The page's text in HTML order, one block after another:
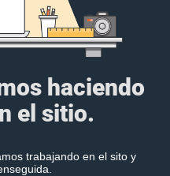
haciendo
el sitio.
trabajando en el sito y